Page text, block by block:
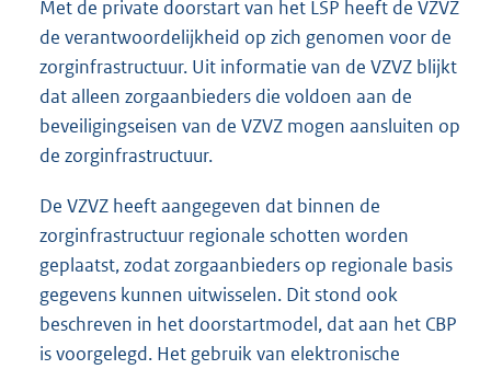
Met de private doorstart van het LSP heeft de VZVZ
de verantwoordelijkheid op zich genomen voor de
zorginfrastructuur. Uit informatie van de VZVZ blijkt
dat alleen zorgaanbieders die voldoen aan de
beveiligingseisen van de VZVZ mogen aansluiten op
de zorginfrastructuur.
De VZVZ heeft aangegeven dat binnen de
zorginfrastructuur regionale schotten worden
geplaatst, zodat zorgaanbieders op regionale basis
gegevens kunnen uitwisselen. Dit stond ook
beschreven in het doorstartmodel, dat aan het CBP
is voorgelegd. Het gebruik van elektronische